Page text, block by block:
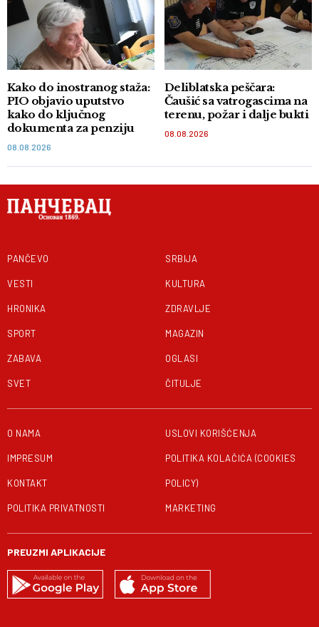
Kako do inostranog staža:
PIO objavio uputstvo
kako do ključnog
dokumenta za penziju
08.08.2026
Deliblatska peščara:
Čaušić sa vatrogascima na
terenu, požar i dalje bukti
08.08.2026
PANČEVO
VESTI
HRONIKA
SPORT
ZABAVA
SVET
SRBIJA
KULTURA
ZDRAVLJE
MAGAZIN
OGLASI
ČITULJE
O NAMA
IMPRESUM
KONTAKT
POLITIKA PRIVATNOSTI
USLOVI KORIŠĆENJA
POLITIKA KOLAČIĆA (COOKIES
POLICY)
MARKETING
PREUZMI APLIKACIJE